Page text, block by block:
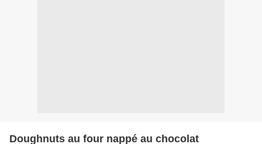
Doughnuts au four nappé au chocolat